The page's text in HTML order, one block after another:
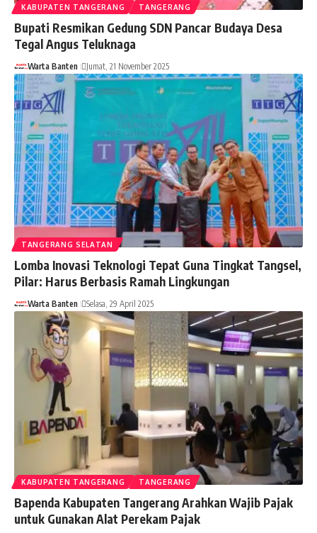
KABUPATEN TANGERANG TANGERANG
Bupati Resmikan Gedung SDN Pancar Budaya Desa
Tegal Angus Teluknaga
Warta Banten Jumat, 21 November 2025
TANGERANG SELATAN
Lomba Inovasi Teknologi Tepat Guna Tingkat Tangsel,
Pilar: Harus Berbasis Ramah Lingkungan
Warta Banten Selasa, 29 April 2025
KABUPATEN TANGERANG TANGERANG
Bapenda Kabupaten Tangerang Arahkan Wajib Pajak
untuk Gunakan Alat Perekam Pajak